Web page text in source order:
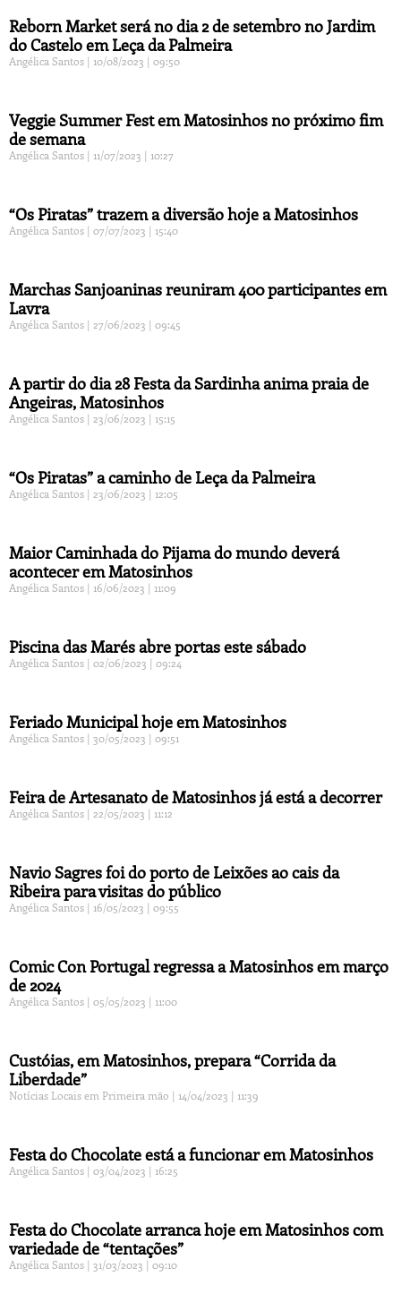
Reborn Market será no dia 2 de setembro no Jardim
do Castelo em Leça da Palmeira
Angélica Santos 10/08/2023 09:50
Veggie Summer Fest em Matosinhos no próximo fim
de semana
Angélica Santos 11/07/2023 10:27
“Os Piratas” trazem a diversão hoje a Matosinhos
Angélica Santos 07/07/2023 15:40
Marchas Sanjoaninas reuniram 400 participantes em
Lavra
Angélica Santos 27/06/2023 09:45
A partir do dia 28 Festa da Sardinha anima praia de
Angeiras, Matosinhos
Angélica Santos 23/06/2023 15:15
“Os Piratas” a caminho de Leça da Palmeira
Angélica Santos 23/06/2023 12:05
Maior Caminhada do Pijama do mundo deverá
acontecer em Matosinhos
Angélica Santos 16/06/2023 11:09
Piscina das Marés abre portas este sábado
Angélica Santos 02/06/2023 09:24
Feriado Municipal hoje em Matosinhos
Angélica Santos 30/05/2023 09:51
Feira de Artesanato de Matosinhos já está a decorrer
Angélica Santos 22/05/2023 11:12
Navio Sagres foi do porto de Leixões ao cais da
Ribeira para visitas do público
Angélica Santos 16/05/2023 09:55
Comic Con Portugal regressa a Matosinhos em março
de 2024
Angélica Santos 05/05/2023 11:00
Custóias, em Matosinhos, prepara “Corrida da
Liberdade”
Notícias Locais em Primeira mão 14/04/2023 11:39
Festa do Chocolate está a funcionar em Matosinhos
Angélica Santos 03/04/2023 16:25
Festa do Chocolate arranca hoje em Matosinhos com
variedade de “tentações”
Angélica Santos 31/03/2023 09:10